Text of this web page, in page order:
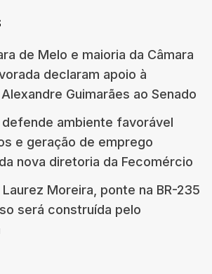
de Melo e maioria da Câmara
declaram apoio à
Guimarães ao Senado
ambiente favorável
e geração de emprego
nova diretoria da Fecomércio
Moreira, ponte na BR-235
será construída pelo